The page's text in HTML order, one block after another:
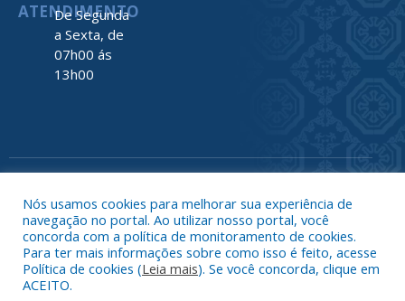
ATENDIMENTO
De Segunda
a Sexta, de
07h00 ás
13h00
Acessar
Nós usamos cookies para melhorar sua experiência de
navegação no portal. Ao utilizar nosso portal, você
concorda com a política de monitoramento de cookies.
Para ter mais informações sobre como isso é feito, acesse
Política de cookies (Leia mais). Se você concorda, clique em
ACEITO.